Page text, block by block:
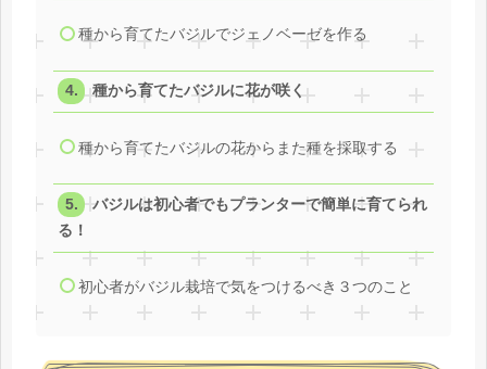
種から育てたバジルでジェノベーゼを作る
種から育てたバジルに花が咲く
種から育てたバジルの花からまた種を採取する
バジルは初心者でもプランターで簡単に育てられ
る！
初心者がバジル栽培で気をつけるべき３つのこと